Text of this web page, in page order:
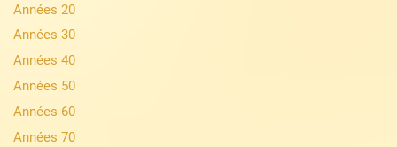
Années 20
Années 30
Années 40
Années 50
Années 60
Années 70